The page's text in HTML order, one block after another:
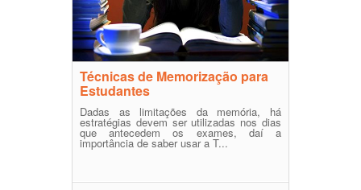
Técnicas de Memorização para
Estudantes
Dadas as limitações da memória, há
estratégias devem ser utilizadas nos dias
que antecedem os exames, daí a
importância de saber usar a T...